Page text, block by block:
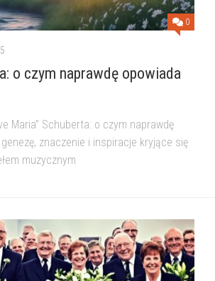
0
o czym naprawdę opowiada
Maria” Schuberta: o czym naprawdę
znaczenie i inspiracje kryjące się
muzycznym